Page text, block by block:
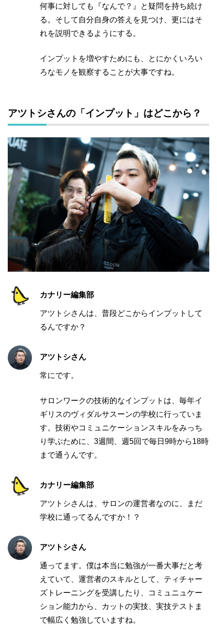
何事に対しても『なんで？』と疑問を持ち続け
る。そして自分自身の答えを見つけ、更にはそ
れを説明できるようにする。
インプットを増やすためにも、とにかくいろい
ろなモノを観察することが大事ですね。
アツトシさんの「インプット」はどこから？
カナリー編集部
アツトシさんは、普段どこからインプットして
るんですか？
アツトシさん
常にです。
サロンワークの技術的なインプットは、毎年イ
ギリスのヴィダルサスーンの学校に行っていま
す。技術やコミュニケーションスキルをみっち
り学ぶために、3週間、週5回で毎日9時から18時
まで通うんです。
カナリー編集部
アツトシさんは、サロンの運営者なのに、まだ
学校に通ってるんですか！？
アツトシさん
通ってます。僕は本当に勉強が一番大事だと考
えていて、運営者のスキルとして、ティチャー
ズトレーニングを受講したり、コミュニュケー
ション能力から、カットの実技、実技テストま
で幅広く勉強していますね。